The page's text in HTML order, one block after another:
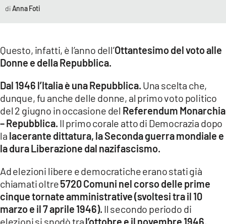
Anna Foti
Questo, infatti, è l’anno dell’Ottantesimo del voto alle
Donne e della Repubblica.
Dal 1946 l’Italia è una Repubblica. Una scelta che,
dunque, fu anche delle donne, al primo voto politico
del 2 giugno in occasione del Referendum Monarchia
– Repubblica. Il primo corale atto di Democrazia dopo
la lacerante dittatura, la Seconda guerra mondiale e
la dura Liberazione dal nazifascismo.
Ad elezioni libere e democratiche erano stati già
chiamati oltre5720 Comuni nel corso delle prime
cinque tornate amministrative (svoltesi tra il 10
marzo e il 7 aprile 1946). Il secondo periodo di
elezioni si snodò tral’ottobre e il novembre 1946,